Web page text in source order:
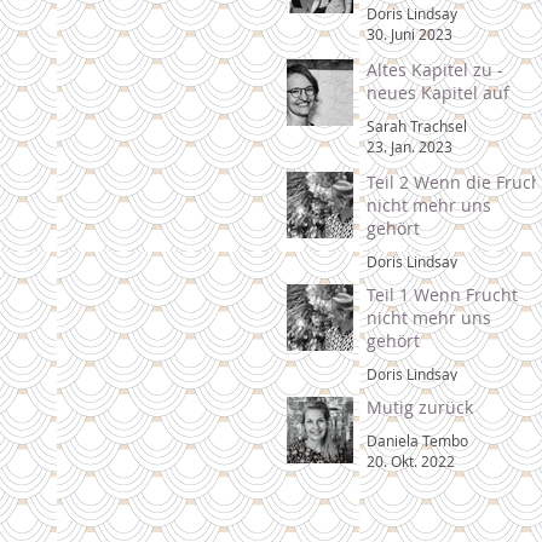
Doris Lindsay
30. Juni 2023
Altes Kapitel zu -
neues Kapitel auf
Sarah Trachsel
23. Jan. 2023
Teil 2 Wenn die
nicht mehr uns
gehört
Doris Lindsay
1. Nov. 2022
Teil 1 Wenn Frucht
nicht mehr uns
gehört
Doris Lindsay
31. Okt. 2022
Mutig zurück
Daniela Tembo
20. Okt. 2022